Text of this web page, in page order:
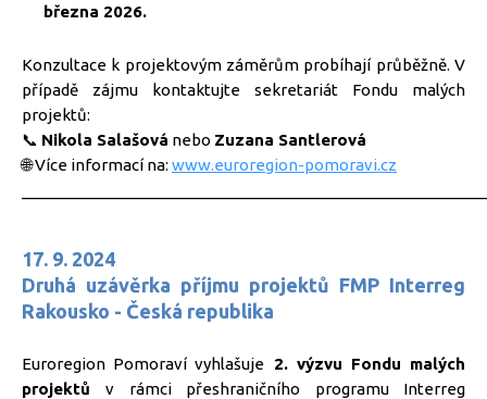
března 2026.
Konzultace k projektovým záměrům probíhají průběžně. V
případě zájmu kontaktujte sekretariát Fondu malých
projektů:
📞 Nikola Salašová nebo Zuzana Santlerová
🌐 Více informací na: www.euroregion-pomoravi.cz
17. 9. 2024
Druhá uzávěrka příjmu projektů FMP Interreg
Rakousko - Česká republika
Euroregion Pomoraví vyhlašuje 2. výzvu Fondu malých
projektův rámci přeshraničního programu Interreg